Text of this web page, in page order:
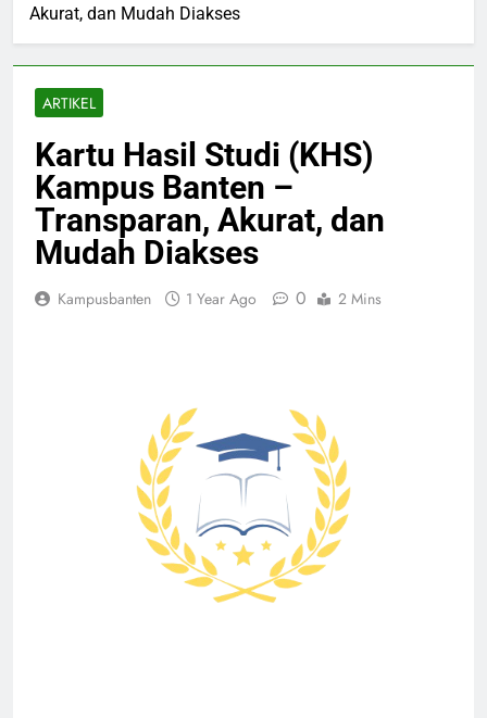
Akurat, dan Mudah Diakses
ARTIKEL
Kartu Hasil Studi (KHS)
Kampus Banten –
Transparan, Akurat, dan
Mudah Diakses
Kampusbanten 1 Year Ago 0 2 Mins